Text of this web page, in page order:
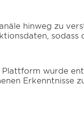
hinweg zu
sodass
wurde
Erkenntnisse